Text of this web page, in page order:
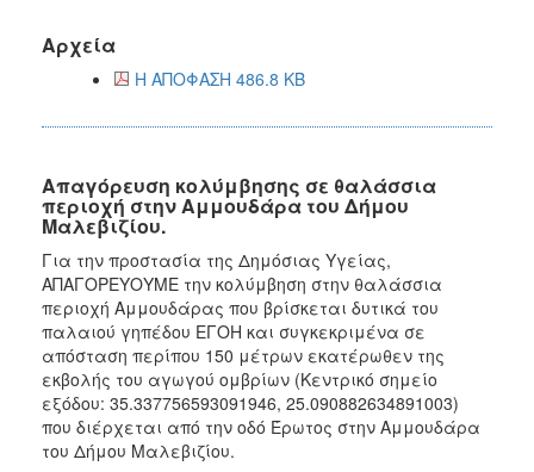
Αρχεία
Η ΑΠΟΦΑΣΗ 486.8 KB
Απαγόρευση κολύμβησης σε θαλάσσια
περιοχή στην Αμμουδάρα του Δήμου
Μαλεβιζίου.
Για την προστασία της Δημόσιας Υγείας,
ΑΠΑΓΟΡΕΥΟΥΜΕ την κολύμβηση στην θαλάσσια
περιοχή Αμμουδάρας που βρίσκεται δυτικά του
παλαιού γηπέδου ΕΓΟΗ και συγκεκριμένα σε
απόσταση περίπου 150 μέτρων εκατέρωθεν της
εκβολής του αγωγού ομβρίων (Κεντρικό σημείο
εξόδου: 35.337756593091946, 25.090882634891003)
που διέρχεται από την οδό Έρωτος στην Αμμουδάρα
του Δήμου Μαλεβιζίου.